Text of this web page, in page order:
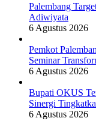
Palembang
Adiwiyata
6 Agustus 2026
Pemkot
Seminar
6 Agustus 2026
Bupati OKUS
Sinergi
6 Agustus 2026